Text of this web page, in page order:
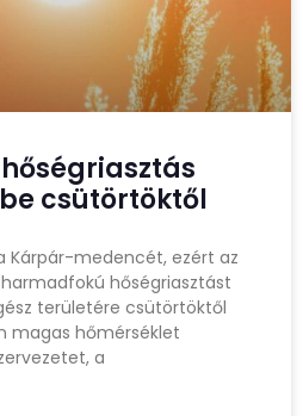
csütörtöktől
Kárpár-medencét, ezért az
hőségriasztást
területére csütörtöktől
magas hőmérséklet
a